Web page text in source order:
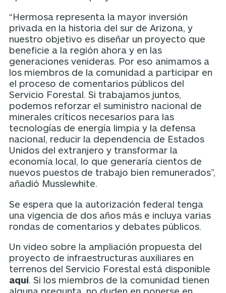
“Hermosa representa la mayor inversión
privada en la historia del sur de Arizona, y
nuestro objetivo es diseñar un proyecto que
beneficie a la región ahora y en las
generaciones venideras. Por eso animamos a
los miembros de la comunidad a participar en
el proceso de comentarios públicos del
Servicio Forestal. Si trabajamos juntos,
podemos reforzar el suministro nacional de
minerales críticos necesarios para las
tecnologías de energía limpia y la defensa
nacional, reducir la dependencia de Estados
Unidos del extranjero y transformar la
economía local, lo que generaría cientos de
nuevos puestos de trabajo bien remunerados”,
añadió Musslewhite.
Se espera que la autorización federal tenga
una vigencia de dos años más e incluya varias
rondas de comentarios y debates públicos.
Un video sobre la ampliación propuesta del
proyecto de infraestructuras auxiliares en
terrenos del Servicio Forestal está disponible
aquí. Si los miembros de la comunidad tienen